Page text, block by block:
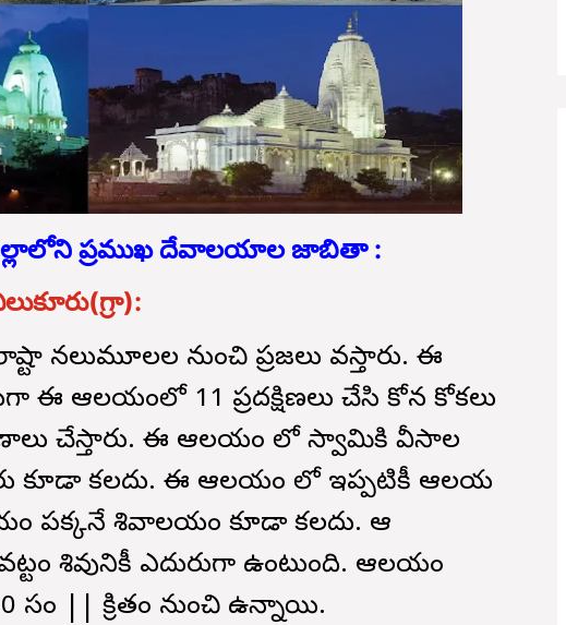
ప్రముఖ దేవాలయాల జాబితా :
నలుమూలల నుంచి ప్రజలు వస్తారు. ఈ
ఈ ఆలయంలో 11 ప్రదక్షిణలు చేసి కోరిన కోరికలు
చేస్తారు. ఈ ఆలయం లో స్వామికి వీసాల
కూడా కలదు. ఈ ఆలయం లో ఇప్పటికీ ఆలయ
పక్కనే శివాలయం కూడా కలదు. ఆ
శివునికీ ఎదురుగా ఉంటుంది. ఆలయం
సం || క్రితం నుంచి ఉన్నాయి.